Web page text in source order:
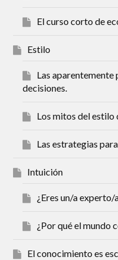
El curso corto de
Estilo
Las
decisiones.
Los mitos del estilo
Las estrategias
Intuición
¿Eres un/a
¿Por qué el mundo
El conocimiento es